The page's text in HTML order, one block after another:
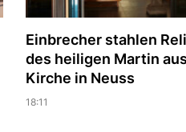
Einbrecher stahlen
des heiligen Martin aus
Kirche in Neuss
18:11